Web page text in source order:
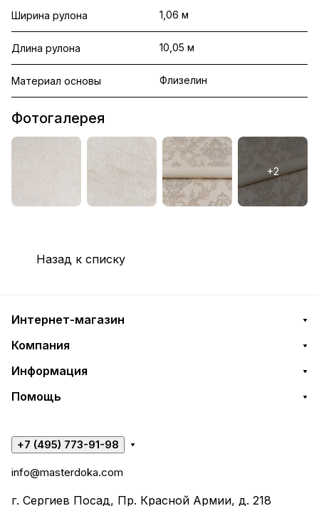
Ширина рулона 1,06 м
Длина рулона 10,05 м
Материал основы Флизелин
Фотогалерея
Назад к списку
Интернет-магазин
Компания
Информация
Помощь
+7 (495) 773-91-98
info@masterdoka.com
г. Сергиев Посад, Пр. Красной Армии, д. 218